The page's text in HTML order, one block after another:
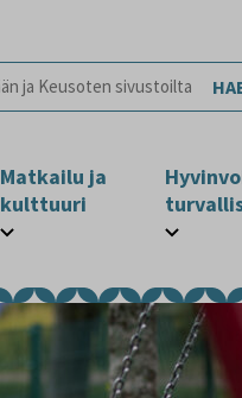
Matkailu ja
kulttuuri